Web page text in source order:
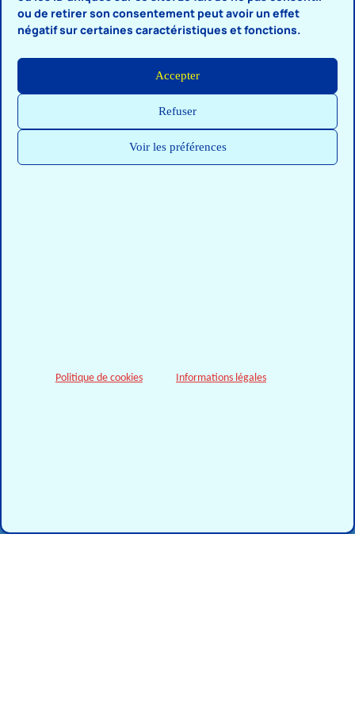
ou de retirer son consentement peut avoir un effet
négatif sur certaines caractéristiques et fonctions.
Accepter
Refuser
Voir les préférences
Politique de cookies Informations légales
o
⇑